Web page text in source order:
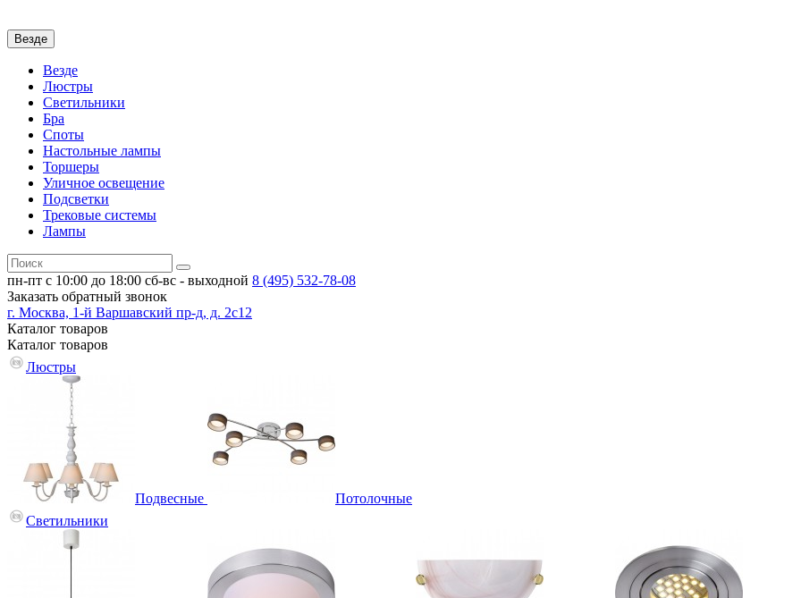
Везде
Везде
Люстры
Светильники
Бра
Споты
Настольные лампы
Торшеры
Уличное освещение
Подсветки
Трековые системы
Лампы
пн-пт с 10:00 до 18:00 сб-вс - выходной 8 (495) 532-78-08
Заказать обратный звонок
г. Москва, 1-й Варшавский пр-д, д. 2с12
Каталог товаров
Каталог товаров
Люстры
Подвесные
Потолочные
Светильники